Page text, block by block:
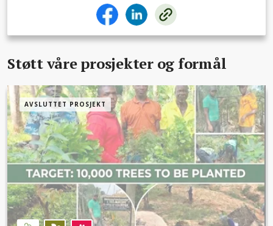
Støtt våre prosjekter og formål
AVSLUTTET PROSJEKT